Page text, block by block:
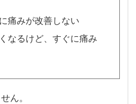
痛みが改善しない
なるけど、すぐに痛み
ん。